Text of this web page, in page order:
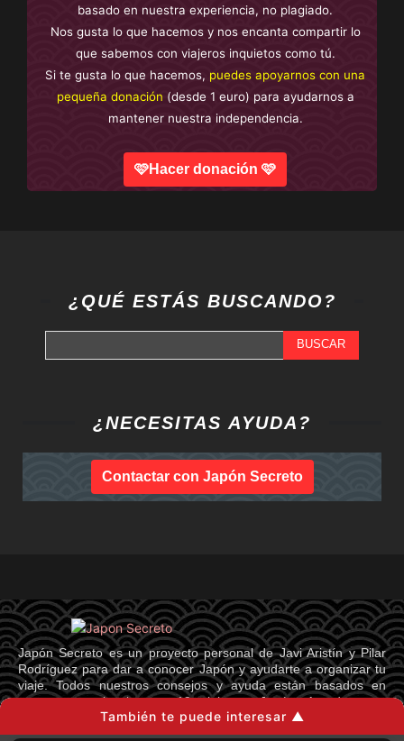
basado en nuestra experiencia, no plagiado.
Nos gusta lo que hacemos y nos encanta compartir lo
que sabemos con viajeros inquietos como tú.
Si te gusta lo que hacemos, puedes apoyarnos con una
pequeña donación (desde 1 euro) para ayudarnos a
mantener nuestra independencia.
🩷Hacer donación 🩷
¿QUÉ ESTÁS BUSCANDO?
BUSCAR
¿NECESITAS AYUDA?
Contactar con Japón Secreto
Japón Secreto es un proyecto personal de Javi Aristín y Pilar
Rodríguez para dar a conocer Japón y ayudarte a organizar tu
viaje. Todos nuestros consejos y ayuda están basados en
nuestra experiencia tras 18 viajes a Japón. Agradecemos
enormemente los comentarios y las críticas constructivas. Por
favor, pídenos permiso antes de reproducir algo de Japón
También te puede interesar ▲